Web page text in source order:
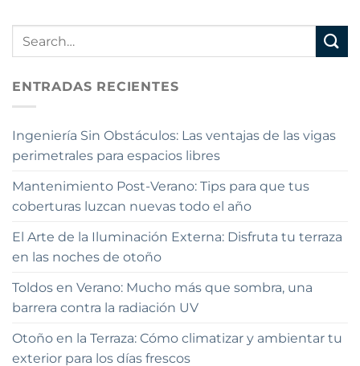
ENTRADAS RECIENTES
Ingeniería Sin Obstáculos: Las ventajas de las vigas
perimetrales para espacios libres
Mantenimiento Post-Verano: Tips para que tus
coberturas luzcan nuevas todo el año
El Arte de la Iluminación Externa: Disfruta tu terraza
en las noches de otoño
Toldos en Verano: Mucho más que sombra, una
barrera contra la radiación UV
Otoño en la Terraza: Cómo climatizar y ambientar tu
exterior para los días frescos